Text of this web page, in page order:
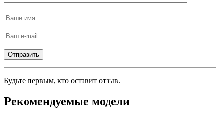
Будьте первым, кто оставит отзыв.
Рекомендуемые модели